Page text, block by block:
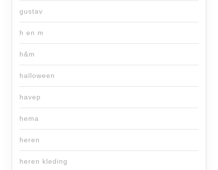
gustav
h en m
h&m
halloween
havep
hema
heren
heren kleding